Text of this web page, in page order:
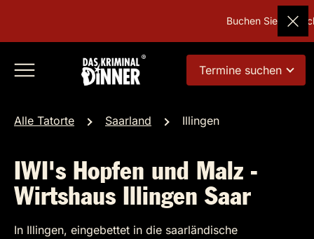
Buchen Sie
Termine suchen
Alle Tatorte Saarland Illingen
IWI's Hopfen und Malz -
Wirtshaus Illingen Saar
In Illingen, eingebettet in die saarländische